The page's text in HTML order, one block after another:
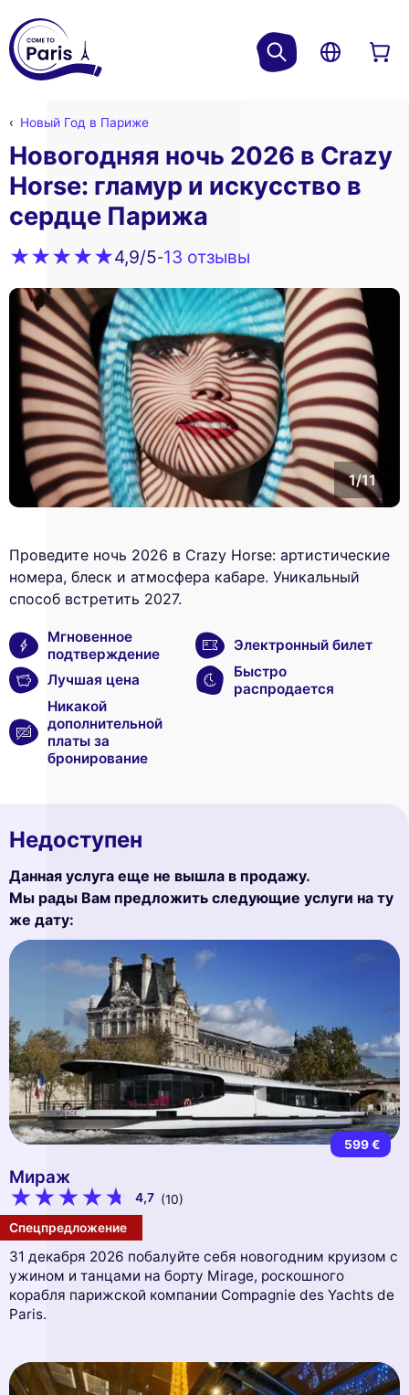
Новый Год в Париже
Новогодняя ночь 2026 в Crazy
Horse: гламур и искусство в
сердце Парижа
4,9/5-13 oтзывы
1/11
Проведите ночь 2026 в Crazy Horse: артистические
номера, блеск и атмосферa кабаре. Уникальный
способ встретить 2027.
Мгновенное
подтверждение
Электронный билет
Лучшая цена
Быстро
распродается
Никакой
дополнительной
платы за
бронирование
Недоступен
Данная услуга еще не вышла в продажу.
Мы рады Вам предложить следующие услуги на ту
же дату:
599 €
Мираж
4,7 (10)
Спецпредложение
31 декабря 2026 побалуйте себя новогодним круизом с
ужином и танцами на борту Mirage, роскошного
корабля парижской компании Compagnie des Yachts de
Paris.